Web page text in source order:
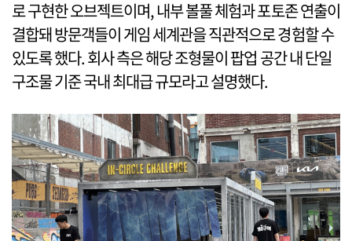
로 구현한 오브젝트이며, 내부 볼풀 체험과 포토존 연출이
결합돼 방문객들이 게임 세계관을 직관적으로 경험할 수
있도록 했다. 회사 측은 해당 조형물이 팝업 공간 내 단일
구조물 기준 국내 최대급 규모라고 설명했다.